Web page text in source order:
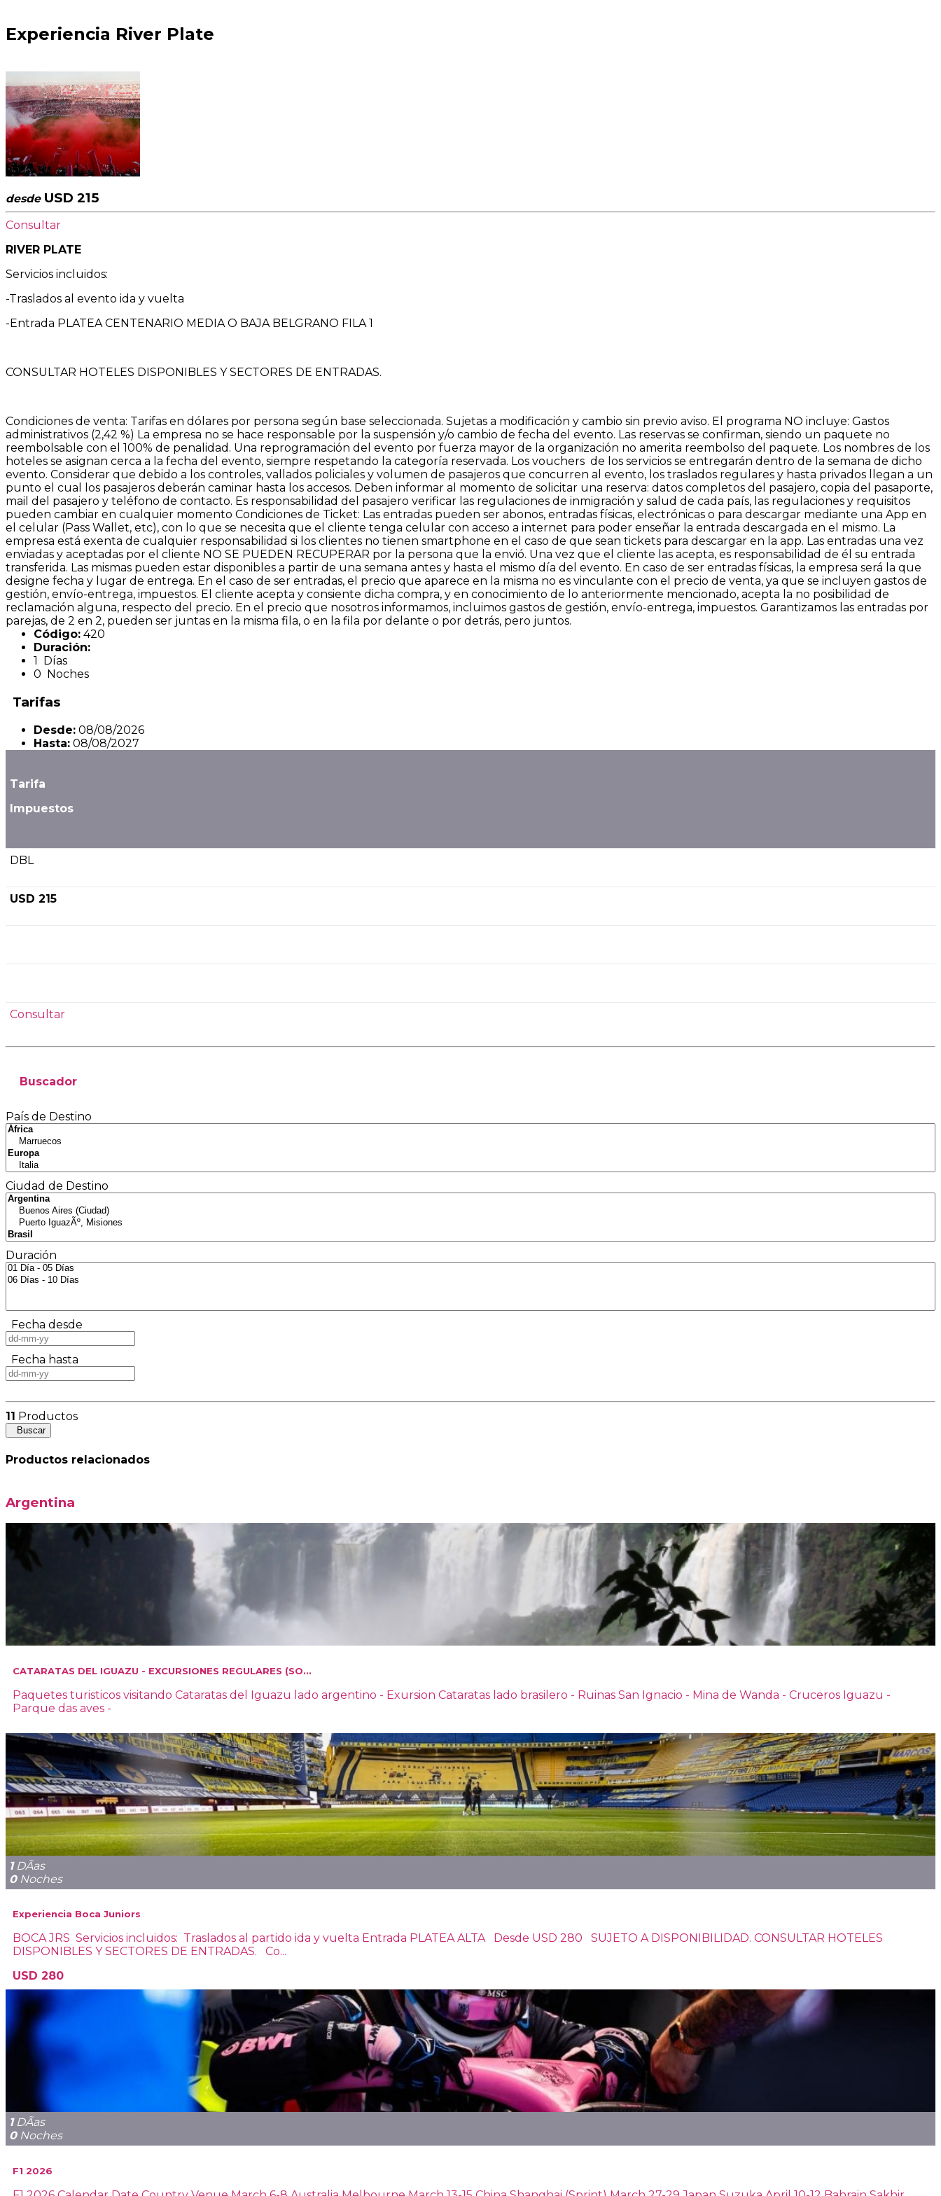
Experiencia River Plate
desdeUSD 215
Consultar
RIVER PLATE
Servicios incluidos:
-Traslados al evento ida y vuelta
-Entrada PLATEA CENTENARIO MEDIA O BAJA BELGRANO FILA 1
CONSULTAR HOTELES DISPONIBLES Y SECTORES DE ENTRADAS.
Condiciones de venta: Tarifas en dólares por persona según base seleccionada. Sujetas a modificación y cambio sin previo aviso. El programa NO incluye: Gastos
administrativos (2,42 %) La empresa no se hace responsable por la suspensión y/o cambio de fecha del evento. Las reservas se confirman, siendo un paquete no
reembolsable con el 100% de penalidad. Una reprogramación del evento por fuerza mayor de la organización no amerita reembolso del paquete. Los nombres de los
hoteles se asignan cerca a la fecha del evento, siempre respetando la categoría reservada. Los vouchers de los servicios se entregarán dentro de la semana de dicho
evento. Considerar que debido a los controles, vallados policiales y volumen de pasajeros que concurren al evento, los traslados regulares y hasta privados llegan a un
punto el cual los pasajeros deberán caminar hasta los accesos. Deben informar al momento de solicitar una reserva: datos completos del pasajero, copia del pasaporte,
mail del pasajero y teléfono de contacto. Es responsabilidad del pasajero verificar las regulaciones de inmigración y salud de cada país, las regulaciones y requisitos
pueden cambiar en cualquier momento Condiciones de Ticket: Las entradas pueden ser abonos, entradas físicas, electrónicas o para descargar mediante una App en
el celular (Pass Wallet, etc), con lo que se necesita que el cliente tenga celular con acceso a internet para poder enseñar la entrada descargada en el mismo. La
empresa está exenta de cualquier responsabilidad si los clientes no tienen smartphone en el caso de que sean tickets para descargar en la app. Las entradas una vez
enviadas y aceptadas por el cliente NO SE PUEDEN RECUPERAR por la persona que la envió. Una vez que el cliente las acepta, es responsabilidad de él su entrada
transferida. Las mismas pueden estar disponibles a partir de una semana antes y hasta el mismo día del evento. En caso de ser entradas físicas, la empresa será la que
designe fecha y lugar de entrega. En el caso de ser entradas, el precio que aparece en la misma no es vinculante con el precio de venta, ya que se incluyen gastos de
gestión, envío-entrega, impuestos. El cliente acepta y consiente dicha compra, y en conocimiento de lo anteriormente mencionado, acepta la no posibilidad de
reclamación alguna, respecto del precio. En el precio que nosotros informamos, incluimos gastos de gestión, envío-entrega, impuestos. Garantizamos las entradas por
parejas, de 2 en 2, pueden ser juntas en la misma fila, o en la fila por delante o por detrás, pero juntos.
Código: 420
Duración:
1 Días
0 Noches
Tarifas
Desde: 08/08/2026
Hasta: 08/08/2027
Tarifa
Impuestos
DBL
USD 215
Consultar
Buscador
País de Destino
Ciudad de Destino
Duración
Fecha desde
Fecha hasta
11 Productos
Buscar
Productos relacionados
Argentina
CATARATAS DEL IGUAZU - EXCURSIONES REGULARES (SO...
Paquetes turisticos visitando Cataratas del Iguazu lado argentino - Exursion Cataratas lado brasilero - Ruinas San Ignacio - Mina de Wanda - Cruceros Iguazu -
Parque das aves -
1DÃ­as
0Noches
Experiencia Boca Juniors
BOCA JRS Servicios incluidos: Traslados al partido ida y vuelta Entrada PLATEA ALTA Desde USD 280 SUJETO A DISPONIBILIDAD. CONSULTAR HOTELES
DISPONIBLES Y SECTORES DE ENTRADAS. Co...
USD 280
1DÃ­as
0Noches
F1 2026